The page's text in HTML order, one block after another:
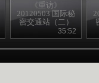
《重访》
20120503 国际秘
密交通站（二）
35:52